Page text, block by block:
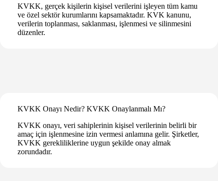
KVKK, gerçek kişilerin kişisel verilerini işleyen tüm kamu
ve özel sektör kurumlarını kapsamaktadır. KVK kanunu,
verilerin toplanması, saklanması, işlenmesi ve silinmesini
düzenler.
KVKK Onayı Nedir? KVKK Onaylanmalı Mı?
KVKK onayı, veri sahiplerinin kişisel verilerinin belirli bir
amaç için işlenmesine izin vermesi anlamına gelir. Şirketler,
KVKK gerekliliklerine uygun şekilde onay almak
zorundadır.